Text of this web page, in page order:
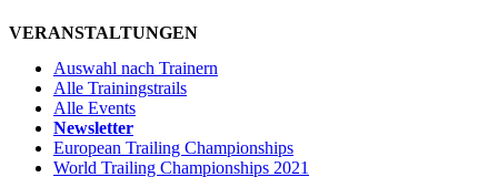
VERANSTALTUNGEN
Auswahl nach Trainern
Alle Trainingstrails
Alle Events
Newsletter
European Trailing Championships
World Trailing Championships 2021